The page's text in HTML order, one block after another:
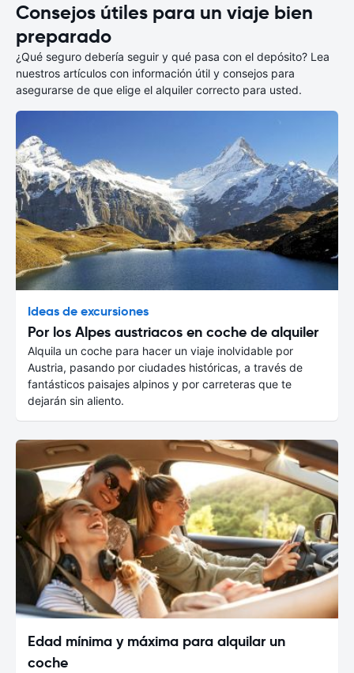
Consejos útiles para un viaje bien
preparado
¿Qué seguro debería seguir y qué pasa con el depósito? Lea
nuestros artículos con información útil y consejos para
asegurarse de que elige el alquiler correcto para usted.
Ideas de excursiones
Por los Alpes austriacos en coche de alquiler
Alquila un coche para hacer un viaje inolvidable por
Austria, pasando por ciudades históricas, a través de
fantásticos paisajes alpinos y por carreteras que te
dejarán sin aliento.
Edad mínima y máxima para alquilar un
coche